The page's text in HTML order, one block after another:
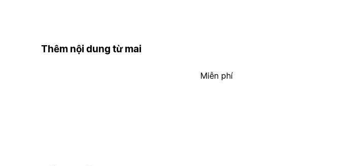
Thêm nội dung từ mai
Miễn phí